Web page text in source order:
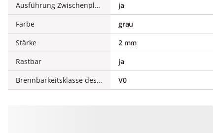
Ausführung Zwischenplatte
ja
Farbe
grau
Stärke
2 mm
Rastbar
ja
Brennbarkeitsklasse des Isolierstoffs nach UL 94
V0